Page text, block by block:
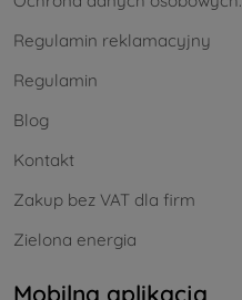
Regulamin reklamacyjny
Regulamin
Blog
Kontakt
Zakup bez VAT dla firm
Zielona energia
Mobilna aplikacja